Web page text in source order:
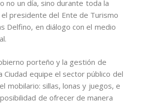
no un día, sino durante toda la
presidente del Ente de Turismo
Delfino, en diálogo con el medio
porteño y la gestión de
Ciudad equipe el sector público del
mobilario: sillas, lonas y juegos, e
de ofrecer de manera